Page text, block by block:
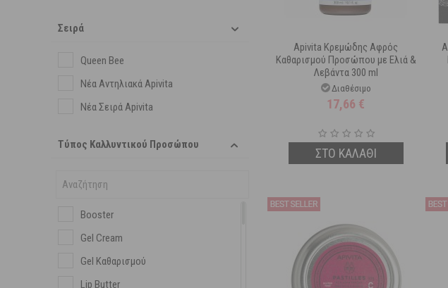
Σειρά
Queen Bee
Νέα Αντηλιακά Apivita
Νέα Σειρά Apivita
Τύπος Καλλυντικού Προσώπου
Booster
Gel Cream
Gel Καθαρισμού
Lip Butter
Apivita Κρεμώδης Αφρός
Καθαρισμού Προσώπου με Ελιά &
Λεβάντα 300 ml
Διαθέσιμο
17,66 €
ΣΤΟ ΚΑΛΑΘΙ